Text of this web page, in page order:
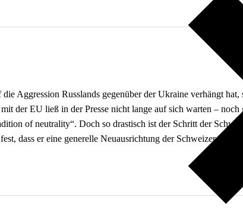
Aggression Russlands gegenüber der Ukraine verhängt hat,
der EU ließ in der Presse nicht lange auf sich warten –
of neutrality“. Doch so drastisch ist der Schritt der
dass er eine generelle Neuausrichtung der Schweizer